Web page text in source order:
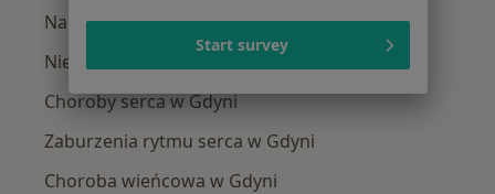
Nadciśnienie tętnicze w Gdyni
Niewydolność serca w Gdyni
Choroby serca w Gdyni
Zaburzenia rytmu serca w Gdyni
Choroba wieńcowa w Gdyni
Start survey